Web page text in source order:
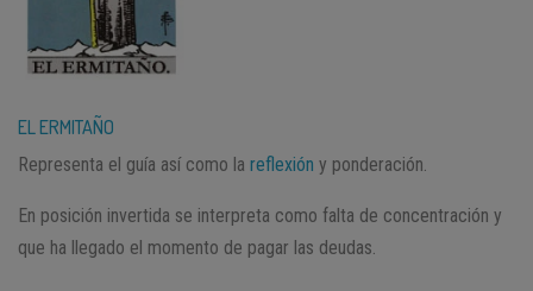
EL ERMITAÑO
Representa el guía así como la reflexión y ponderación.
En posición invertida se interpreta como falta de concentración y
que ha llegado el momento de pagar las deudas.